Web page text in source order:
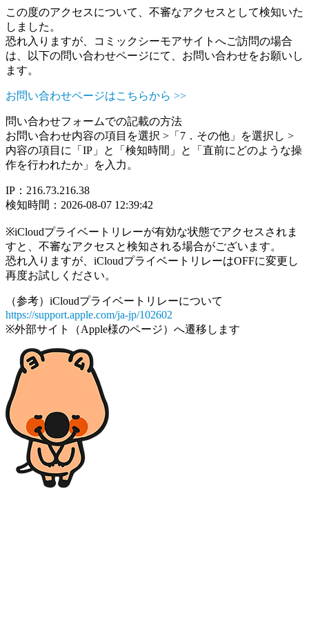
この度のアクセスについて、不審なアクセスとして検知いた
しました。
恐れ入りますが、コミックシーモアサイトへご訪問の場合
は、以下の問い合わせページにて、お問い合わせをお願いし
ます。
お問い合わせページはこちらから >>
問い合わせフォームでの記載の方法
お問い合わせ内容の項目を選択 >「7．その他」を選択し >
内容の項目に「IP」と「検知時間」と「直前にどのような操
作を行われたか」を入力。
IP：216.73.216.38
検知時間：2026-08-07 12:39:42
※iCloudプライベートリレーが有効な状態でアクセスされま
すと、不審なアクセスと検知される場合がございます。
恐れ入りますが、iCloudプライベートリレーはOFFに変更し
再度お試しください。
（参考）iCloudプライベートリレーについて
https://support.apple.com/ja-jp/102602
※外部サイト（Apple様のページ）へ遷移します